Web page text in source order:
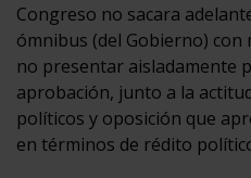
Congreso no sacara
ómnibus (del Gobierno)
no presentar aisladamente
aprobación, junto a la
políticos y oposición que
en términos de rédito